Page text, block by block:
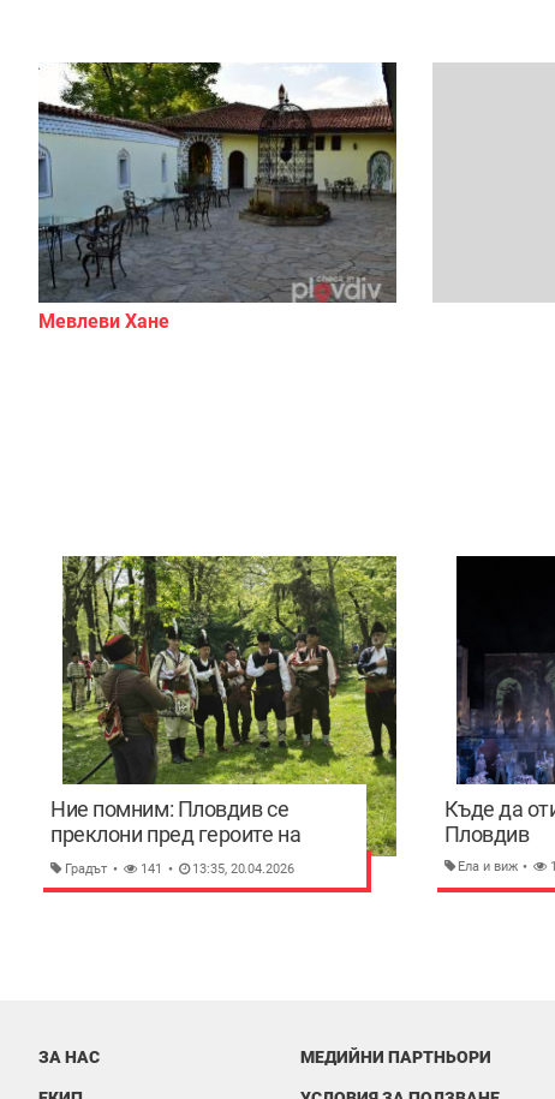
Мевлеви Хане
Ние помним: Пловдив се
преклони пред героите на
Априлското въстание
Градът 141 13:35, 20.04.2026
Къде да
Пловдив
Ела и виж
ЗА НАС МЕДИЙНИ ПАРТНЬОРИ